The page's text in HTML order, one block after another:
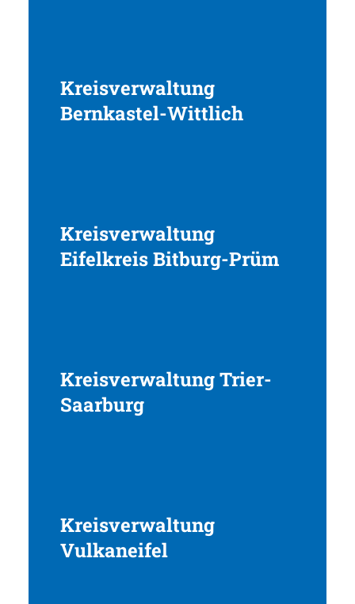
Kreisverwaltung
Bernkastel-Wittlich
Kreisverwaltung
Eifelkreis Bitburg-Prüm
Kreisverwaltung Trier-
Saarburg
Kreisverwaltung
Vulkaneifel